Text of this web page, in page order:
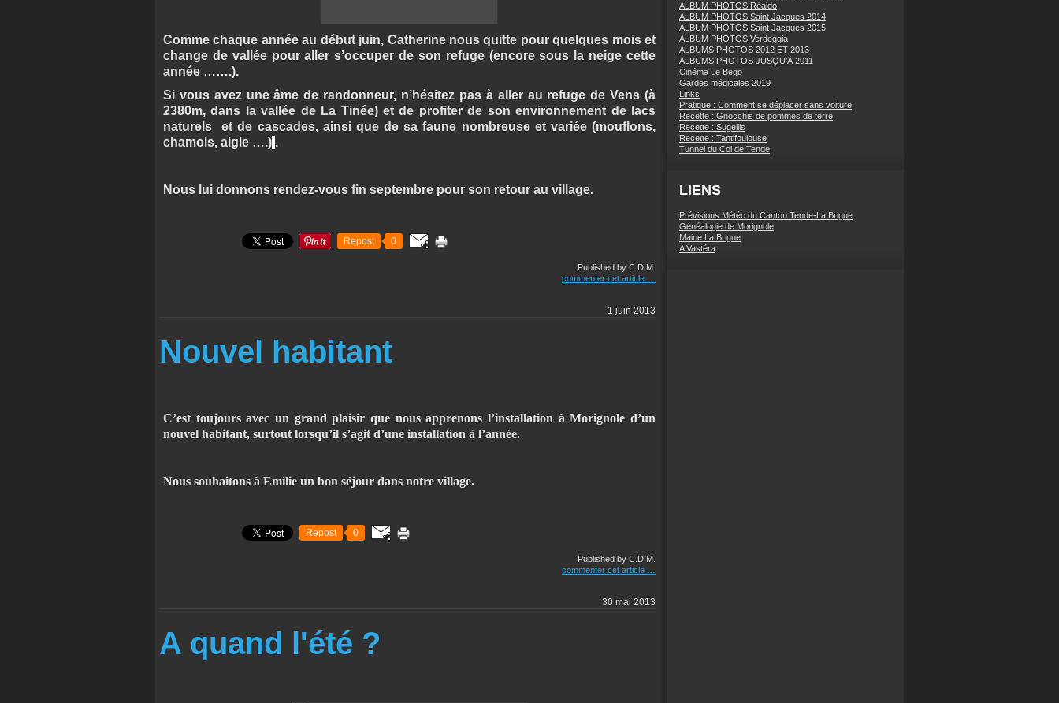
Comme chaque année au début juin, Catherine nous quitte pour quelques mois et
change de vallée pour aller s’occuper de son refuge (encore sous la neige cette
année …….).
Si vous avez une âme de randonneur, n’hésitez pas à aller au refuge de Vens (à
2380m, dans la vallée de La Tinée) et de profiter de son environnement de lacs
naturels et de cascades, ainsi que de sa faune nombreuse et variée (mouflons,
chamois, aigle ….) .
Nous lui donnons rendez-vous fin septembre pour son retour au village.
Repost 0
Published by C.D.M.
commenter cet article
1 juin 2013
Nouvel habitant
C’est toujours avec un grand plaisir que nous apprenons l’installation à Morignole d’un
nouvel habitant, surtout lorsqu’il s’agit d’une installation à l’année.
Nous souhaitons à Emilie un bon séjour dans notre village.
Repost 0
Published by C.D.M.
commenter cet article
30 mai 2013
A quand l'été ?
ALBUM PHOTOS Réaldo
ALBUM PHOTOS Saint Jacques 2014
ALBUM PHOTOS Saint Jacques 2015
ALBUM PHOTOS Verdeggia
ALBUMS PHOTOS 2012 ET 2013
ALBUMS PHOTOS JUSQU’À 2011
Cinéma Le Bego
Gardes médicales 2019
Links
Pratique : Comment se déplacer sans voiture
Recette : Gnocchis de pommes de terre
Recette : Sugellis
Recette : Tantifoulouse
Tunnel du Col de Tende
LIENS
Prévisions Météo du Canton Tende-La Brigue
Généalogie de Morignole
Mairie La Brigue
A Vastéra